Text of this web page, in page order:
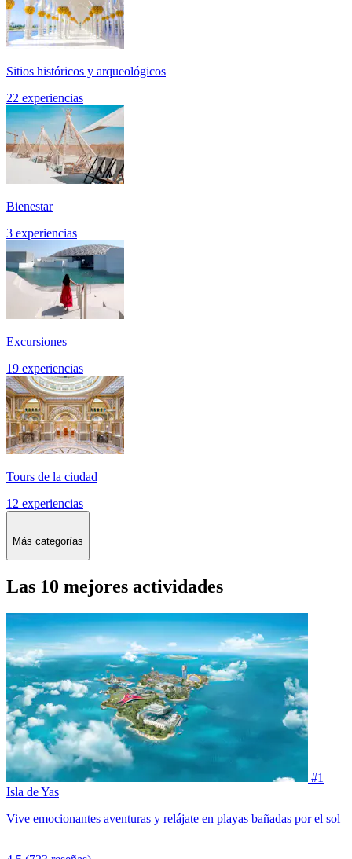
Sitios históricos y arqueológicos
22 experiencias
Bienestar
3 experiencias
Excursiones
19 experiencias
Tours de la ciudad
12 experiencias
Más categorías
Las 10 mejores actividades
#1
Isla de Yas
Vive emocionantes aventuras y relájate en playas bañadas por el sol